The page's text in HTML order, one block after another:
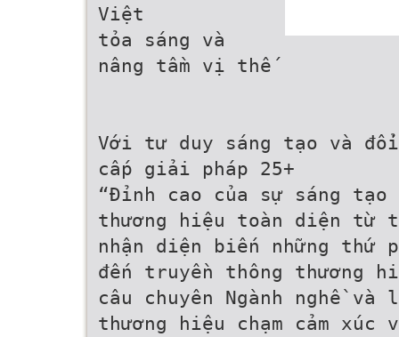
Việt
tỏa sáng và
nâng tầm vị thế
Với tư duy sáng tạo và
cấp giải pháp 25+
“Ðỉnh cao của sự sáng
thương hiệu toàn diện từ
nhận diện biến những thứ
đến truyền thông thương
câu chuyên Ngành nghề và
thương hiệu chạm cảm